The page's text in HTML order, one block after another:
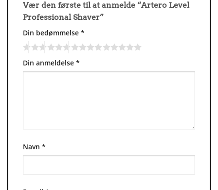
Vær den første til at anmelde “Artero Level
Professional Shaver”
Din bedømmelse *
Din anmeldelse *
Navn *